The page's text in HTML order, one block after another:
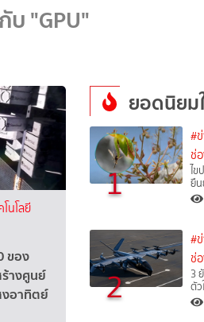
บ "GPU"
นโลยี
ของ
างศูนย์
อาทิตย์
ยอดนิย
1
#
ช่
ไ
ยื
2
#
ช่
3
ตัว